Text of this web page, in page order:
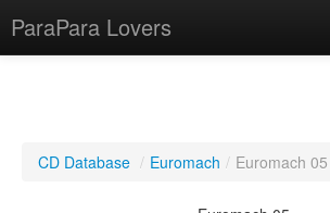
ParaPara Lovers
CD Database / Euromach / Euromach 05